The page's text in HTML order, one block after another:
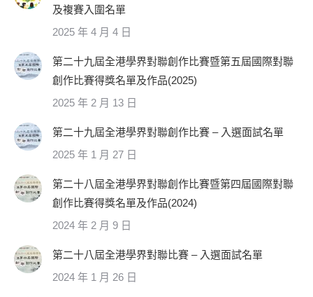
及複賽入圍名單
2025 年 4 月 4 日
第二十九屆全港學界對聯創作比賽暨第五屆國際對聯
創作比賽得獎名單及作品(2025)
2025 年 2 月 13 日
第二十九屆全港學界對聯創作比賽 – 入選面試名單
2025 年 1 月 27 日
第二十八屆全港學界對聯創作比賽暨第四屆國際對聯
創作比賽得獎名單及作品(2024)
2024 年 2 月 9 日
第二十八屆全港學界對聯比賽 – 入選面試名單
2024 年 1 月 26 日